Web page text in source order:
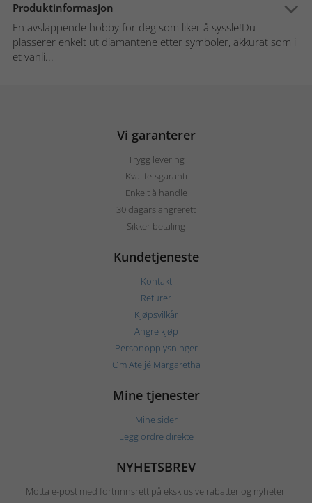
Produktinformasjon
En avslappende hobby for deg som liker å syssle!Du
plasserer enkelt ut diamantene etter symboler, akkurat som i
et vanli...
Vi garanterer
Trygg levering
Kvalitetsgaranti
Enkelt å handle
30 dagars angrerett
Sikker betaling
Kundetjeneste
Kontakt
Returer
Kjøpsvilkår
Angre kjøp
Personopplysninger
Om Ateljé Margaretha
Mine tjenester
Mine sider
Legg ordre direkte
NYHETSBREV
Motta e-post med fortrinnsrett på eksklusive rabatter og nyheter.